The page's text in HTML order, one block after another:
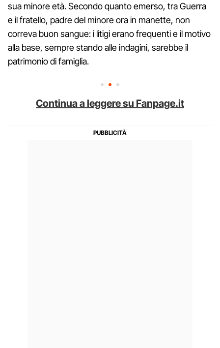
sua minore età. Secondo quanto emerso, tra Guerra
e il fratello, padre del minore ora in manette, non
correva buon sangue: i litigi erano frequenti e il motivo
alla base, sempre stando alle indagini, sarebbe il
patrimonio di famiglia.
Continua a leggere su Fanpage.it